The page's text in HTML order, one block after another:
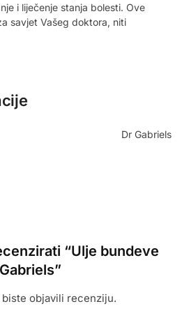
i liječenje stanja bolesti. Ove
savjet Vašeg doktora, niti
Dr Gabriels
“Ulje bundeve
biste objavili recenziju.